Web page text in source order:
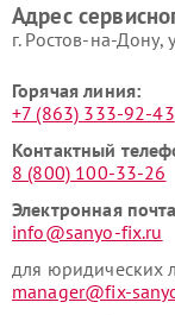
Адрес
г. Ростов-на-Дону,
Горячая линия:
+7 (863) 333-92-43
Контактный
8 (800) 100-33-26
Электронная
info@sanyo-fix.ru
для юридических
manager@fix-